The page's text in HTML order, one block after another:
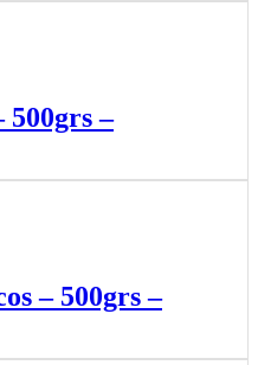
500grs –
– 500grs –